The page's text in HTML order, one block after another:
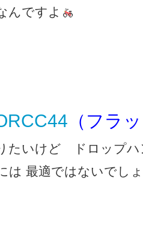
んですよ
（フラ
たいけど ドロップ
最適ではないでし